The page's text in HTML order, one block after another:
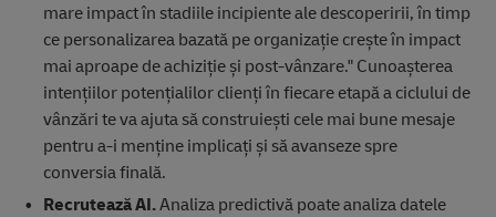
mare impact în stadiile incipiente ale descoperirii, în timp
ce personalizarea bazată pe organizație crește în impact
mai aproape de achiziție și post-vânzare." Cunoașterea
intențiilor potențialilor clienți în fiecare etapă a ciclului de
vânzări te va ajuta să construiești cele mai bune mesaje
pentru a-i menține implicați și să avanseze spre
conversia finală.
Recrutează AI.Analiza predictivă poate analiza datele